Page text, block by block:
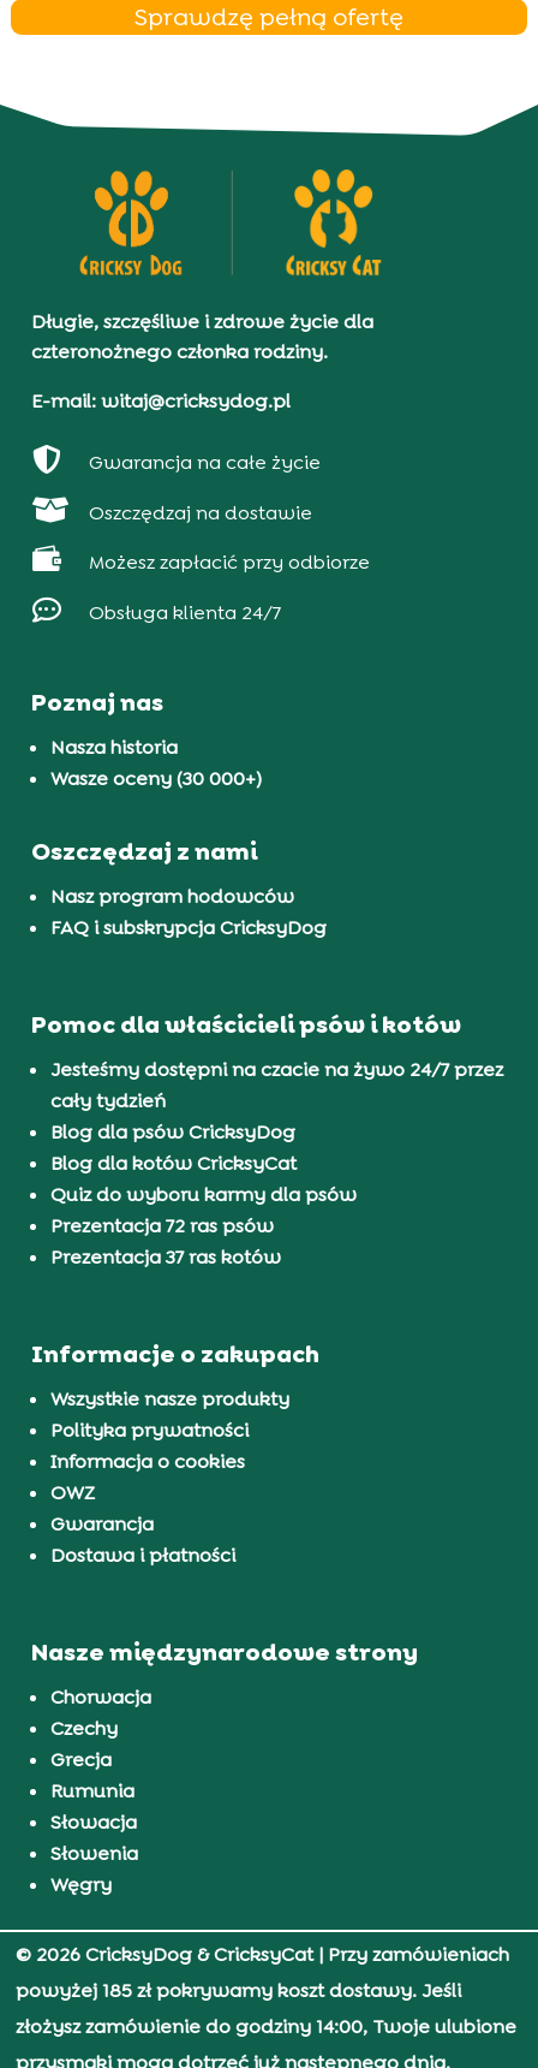
Sprawdzę pełną ofertę
Długie, szczęśliwe i zdrowe życie dla
czteronożnego członka rodziny.
E-mail: witaj@cricksydog.pl
 Gwarancja na całe życie
 Oszczędzaj na dostawie
 Możesz zapłacić przy odbiorze
 Obsługa klienta 24/7
Poznaj nas
Nasza historia
Wasze oceny (30 000+)
Oszczędzaj z nami
Nasz program hodowców
FAQ i subskrypcja CricksyDog
Pomoc dla właścicieli psów i kotów
Jesteśmy dostępni na czacie na żywo 24/7 przez
cały tydzień
Blog dla psów CricksyDog
Blog dla kotów CricksyCat
Quiz do wyboru karmy dla psów
Prezentacja 72 ras psów
Prezentacja 37 ras kotów
Informacje o zakupach
Wszystkie nasze produkty
Polityka prywatności
Informacja o cookies
OWZ
Gwarancja
Dostawa i płatności
Nasze międzynarodowe strony
Chorwacja
Czechy
Grecja
Rumunia
Słowacja
Słowenia
Węgry
© 2026 CricksyDog & CricksyCat| Przy zamówieniach
powyżej 185 zł pokrywamy koszt dostawy. Jeśli
złożysz zamówienie do godziny 14:00, Twoje ulubione
przysmaki mogą dotrzeć już następnego dnia.